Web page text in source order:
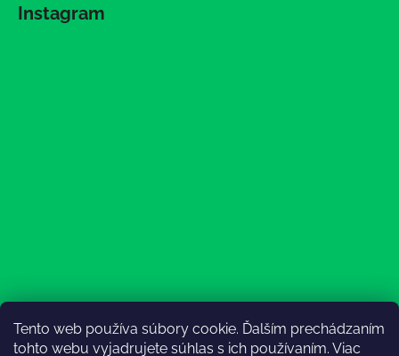
Tento web používa súbory cookie. Ďalším prechádzaním
tohto webu vyjadrujete súhlas s ich používaním. Viac
Instagram
Sledovať na Instagrame